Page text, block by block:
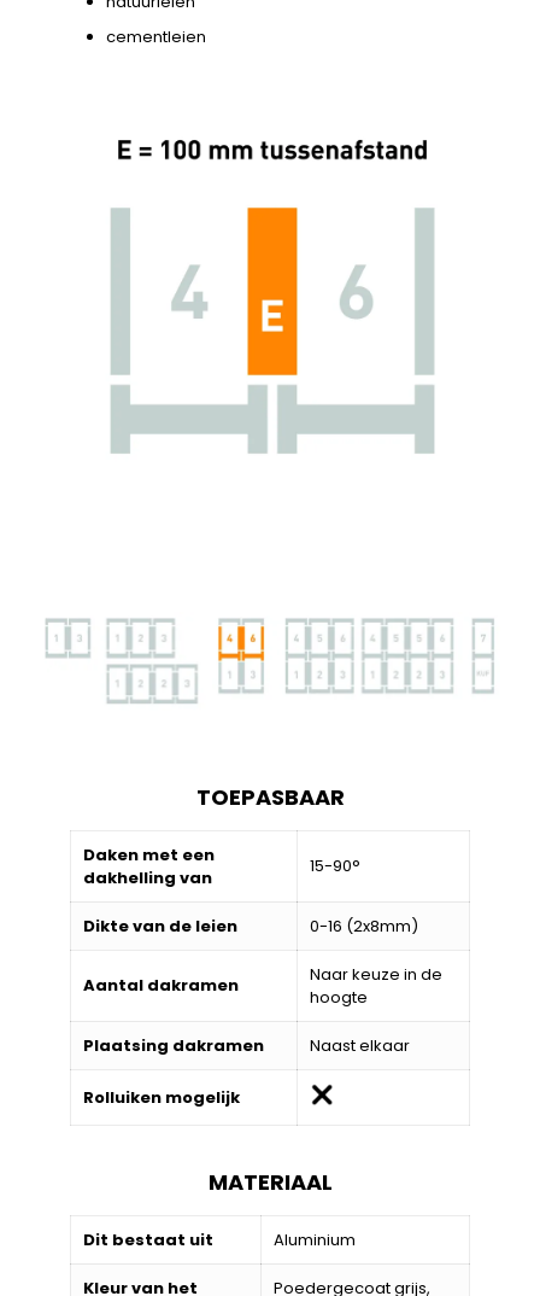
cementleien
TOEPASBAAR
Daken met een
dakhelling van
15-90°
Dikte van de leien 0-16 (2x8mm)
Aantal dakramen
Naar keuze in de
hoogte
Plaatsing dakramen Naast elkaar
Rolluiken mogelijk
MATERIAAL
Dit bestaat uit Aluminium
Kleur van het Poedergecoat grijs,